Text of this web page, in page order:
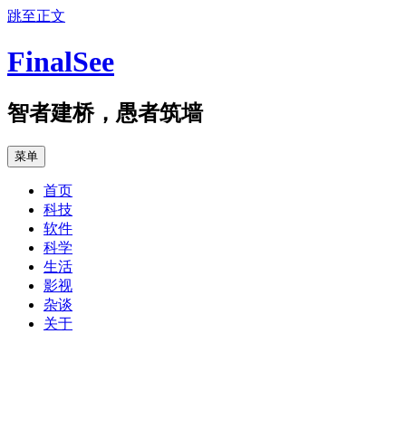
跳至正文
FinalSee
智者建桥，愚者筑墙
菜单
首页
科技
软件
科学
生活
影视
杂谈
关于